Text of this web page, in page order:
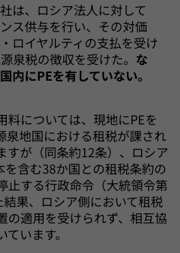
は、ロシア法人に対して
ス供与を行い、その対価
ロイヤルティの支払を受け
泉税の徴収を受けた。 な
内にPEを有していない。
料については、現地にPEを
泉地国における租税が課され
すが（同条約12条）、ロシア
含む38か国との租税条約の
止する行政命令（大統領令第
果、ロシア側において租税
の適用を受けられず、相互協
います。